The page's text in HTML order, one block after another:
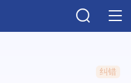
纠错